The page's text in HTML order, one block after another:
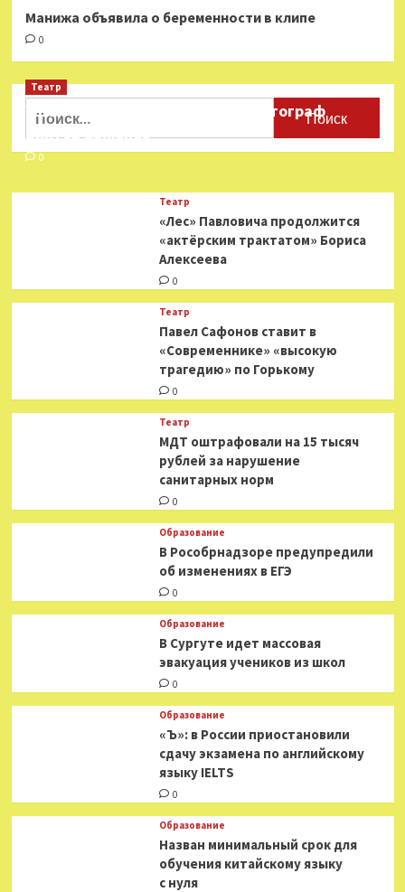
Манижа объявила о беременности в клипе
0
Найти:
Театр
Ушёл из жизни театральный фотограф
Виктор Баженов
0
Театр
«Лес» Павловича продолжится
«актёрским трактатом» Бориса
Алексеева
0
Театр
Павел Сафонов ставит в
«Современнике» «высокую
трагедию» по Горькому
0
Театр
МДТ оштрафовали на 15 тысяч
рублей за нарушение
санитарных норм
0
Образование
В Рособрнадзоре предупредили
об изменениях в ЕГЭ
0
Образование
В Сургуте идет массовая
эвакуация учеников из школ
0
Образование
«Ъ»: в России приостановили
сдачу экзамена по английскому
языку IELTS
0
Образование
Назван минимальный срок для
обучения китайскому языку
с нуля